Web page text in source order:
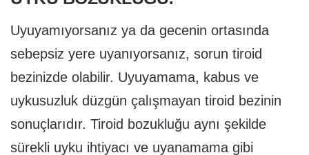
Uyuyamıyorsanız ya da gecenin ortasında
sebepsiz yere uyanıyorsanız, sorun tiroid
bezinizde olabilir. Uyuyamama, kabus ve
uykusuzluk düzgün çalışmayan tiroid bezinin
sonuçlarıdır. Tiroid bozukluğu aynı şekilde
sürekli uyku ihtiyacı ve uyanamama gibi